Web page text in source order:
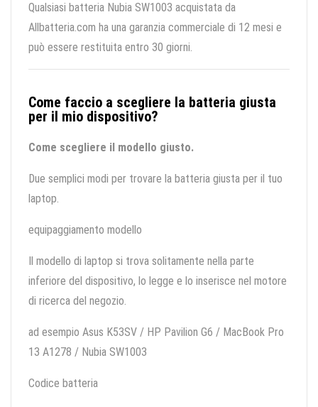
Qualsiasi batteria Nubia SW1003 acquistata da
Allbatteria.com ha una garanzia commerciale di 12 mesi e
può essere restituita entro 30 giorni.
Come faccio a scegliere la batteria giusta
per il mio dispositivo?
Come scegliere il modello giusto.
Due semplici modi per trovare la batteria giusta per il tuo
laptop.
equipaggiamento modello
Il modello di laptop si trova solitamente nella parte
inferiore del dispositivo, lo legge e lo inserisce nel motore
di ricerca del negozio.
ad esempio Asus K53SV / HP Pavilion G6 / MacBook Pro
13 A1278 / Nubia SW1003
Codice batteria